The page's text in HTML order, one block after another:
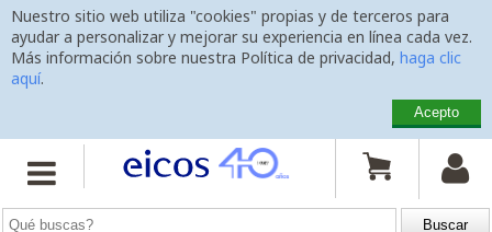
Nuestro sitio web utiliza "cookies" propias y de terceros para
ayudar a personalizar y mejorar su experiencia en línea cada vez.
Más información sobre nuestra Política de privacidad, haga clic
aquí.
Acepto
 
Inicio >Sensores de Nivel >Montaje Vertical > LD362-M12
Sensor de Nivel LD362-M12
con varilla 100mm, conexión y 2 puntos de detección